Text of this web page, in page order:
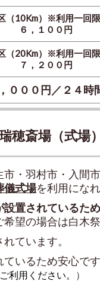
（10Km）※利用一回
６，１００円
（20Km）※利用一回
７，２００円
０００円／２４時
穂斎場（式場
・羽村市・入間
儀式場を利用にな
置されているた
希望の場合は白木
ています。
いるため安心で
利用ください。 ）